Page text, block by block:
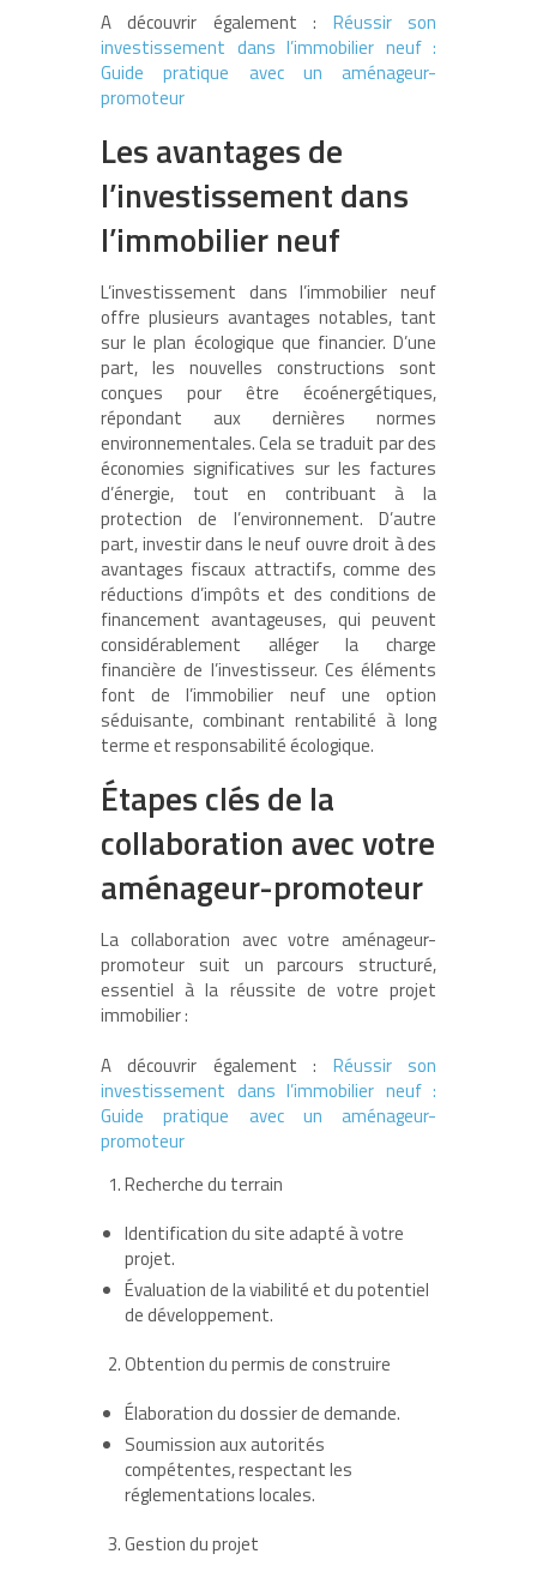
A découvrir également : Réussir son
investissement dans l’immobilier neuf :
Guide pratique avec un aménageur-
promoteur
Les avantages de
l’investissement dans
l’immobilier neuf
L’investissement dans l’immobilier neuf
offre plusieurs avantages notables, tant
sur le plan écologique que financier. D’une
part, les nouvelles constructions sont
conçues pour être écoénergétiques,
répondant aux dernières normes
environnementales. Cela se traduit par des
économies significatives sur les factures
d’énergie, tout en contribuant à la
protection de l’environnement. D’autre
part, investir dans le neuf ouvre droit à des
avantages fiscaux attractifs, comme des
réductions d’impôts et des conditions de
financement avantageuses, qui peuvent
considérablement alléger la charge
financière de l’investisseur. Ces éléments
font de l’immobilier neuf une option
séduisante, combinant rentabilité à long
terme et responsabilité écologique.
Étapes clés de la
collaboration avec votre
aménageur-promoteur
La collaboration avec votre aménageur-
promoteur suit un parcours structuré,
essentiel à la réussite de votre projet
immobilier :
A découvrir également : Réussir son
investissement dans l’immobilier neuf :
Guide pratique avec un aménageur-
promoteur
Recherche du terrain
Identification du site adapté à votre
projet.
Évaluation de la viabilité et du potentiel
de développement.
Obtention du permis de construire
Élaboration du dossier de demande.
Soumission aux autorités
compétentes, respectant les
réglementations locales.
Gestion du projet